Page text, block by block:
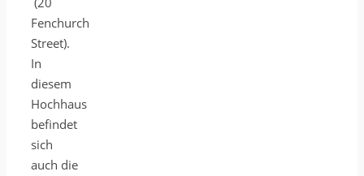
Fenchurch
Street).
In
diesem
Hochhaus
befindet
sich
auch die